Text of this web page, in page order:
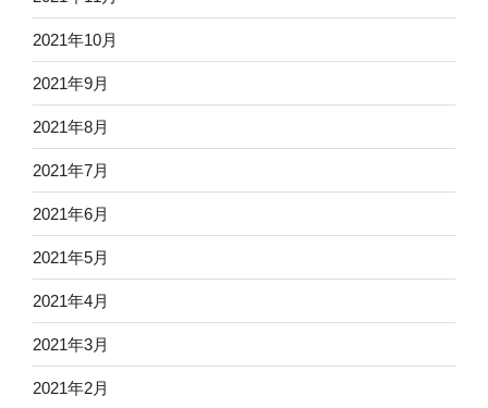
2021年10月
2021年9月
2021年8月
2021年7月
2021年6月
2021年5月
2021年4月
2021年3月
2021年2月